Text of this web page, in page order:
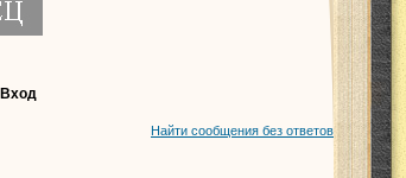
Вход
Найти сообщения без ответов